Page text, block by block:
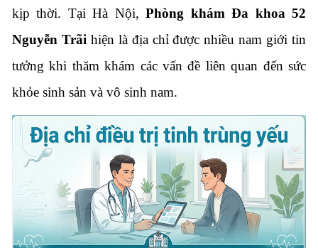
kịp thời. Tại Hà Nội,Phòng khám Đa khoa 52
Nguyễn Trãihiện là địa chỉ được nhiều nam giới tin
tưởng khi thăm khám các vấn đề liên quan đến sức
khỏe sinh sản và vô sinh nam.